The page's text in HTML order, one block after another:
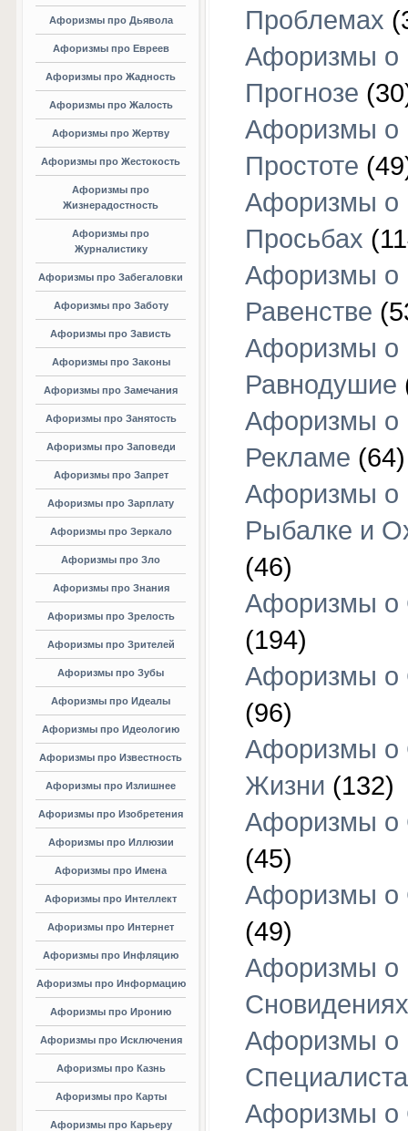
Афоризмы про Дьявола
Афоризмы про Евреев
Афоризмы про Жадность
Афоризмы про Жалость
Афоризмы про Жертву
Афоризмы про Жестокость
Афоризмы про
Жизнерадостность
Афоризмы про
Журналистику
Афоризмы про Забегаловки
Афоризмы про Заботу
Афоризмы про Зависть
Афоризмы про Законы
Афоризмы про Замечания
Афоризмы про Занятость
Афоризмы про Заповеди
Афоризмы про Запрет
Афоризмы про Зарплату
Афоризмы про Зеркало
Афоризмы про Зло
Афоризмы про Знания
Афоризмы про Зрелость
Афоризмы про Зрителей
Афоризмы про Зубы
Афоризмы про Идеалы
Афоризмы про Идеологию
Афоризмы про Известность
Афоризмы про Излишнее
Афоризмы про Изобретения
Афоризмы про Иллюзии
Афоризмы про Имена
Афоризмы про Интеллект
Афоризмы про Интернет
Афоризмы про Инфляцию
Афоризмы про Информацию
Афоризмы про Иронию
Афоризмы про Исключения
Афоризмы про Казнь
Афоризмы про Карты
Афоризмы про Карьеру
Проблемах
Афоризмы о
Прогнозе
Афоризмы о
Простоте
Афоризмы о
Просьбах
Афоризмы о
Равенстве
Афоризмы о
Равнодушие
Афоризмы о
Рекламе (64)
Афоризмы о
Рыбалке и
(46)
Афоризмы о
(194)
Афоризмы о
(96)
Афоризмы о
Жизни (132)
Афоризмы о
(45)
Афоризмы о
(49)
Афоризмы о
Сновидениях
Афоризмы о
Афоризмы о